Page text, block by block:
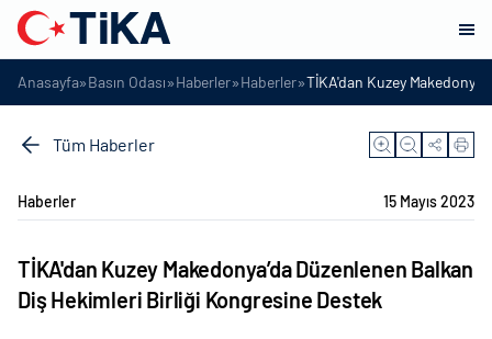
Anasayfa»Basın Odası»Haberler»Haberler»TİKA'dan Kuzey
Tüm Haberler
Haberler 15 Mayıs 2023
TİKA'dan Kuzey Makedonya’da Düzenlenen Balkan
Diş Hekimleri Birliği Kongresine Destek